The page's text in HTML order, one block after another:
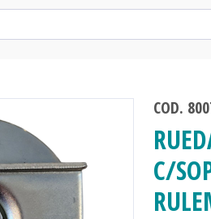
COD.
C/